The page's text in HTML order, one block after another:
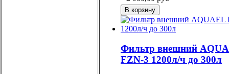
Фильтр внешний
FZN-3 1200л/ч до 300л